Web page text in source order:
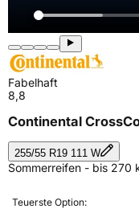
Fabelhaft
8,8
Continental
255/55 R19 111 W
Sommerreifen - bis 270
Teuerste Option: